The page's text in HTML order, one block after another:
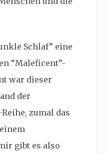
Schlaf” eine
“Maleficent”-
war dieser
der
zumal das
gibt es also